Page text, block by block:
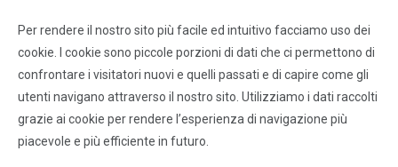
Per rendere il nostro sito più facile ed intuitivo facciamo uso dei
cookie. I cookie sono piccole porzioni di dati che ci permettono di
confrontare i visitatori nuovi e quelli passati e di capire come gli
utenti navigano attraverso il nostro sito. Utilizziamo i dati raccolti
grazie ai cookie per rendere l’esperienza di navigazione più
piacevole e più efficiente in futuro.